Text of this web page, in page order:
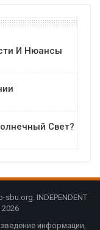
И Нюансы
Свет?
INDEPENDENT
2026
информации,